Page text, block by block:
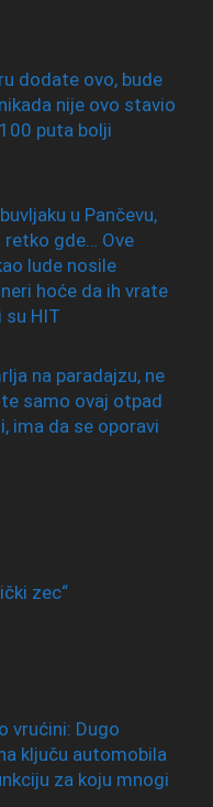
dodate ovo, bude
nije ovo stavio
puta bolji
u Pančevu,
retko gde… Ove
lude nosile
hoće da ih vrate
su HIT
na paradajzu, ne
samo ovaj otpad
ima da se oporavi
zec“
vrućini: Dugo
ključu automobila
za koju mnogi